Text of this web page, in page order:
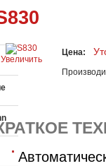
Увеличить
Цена: